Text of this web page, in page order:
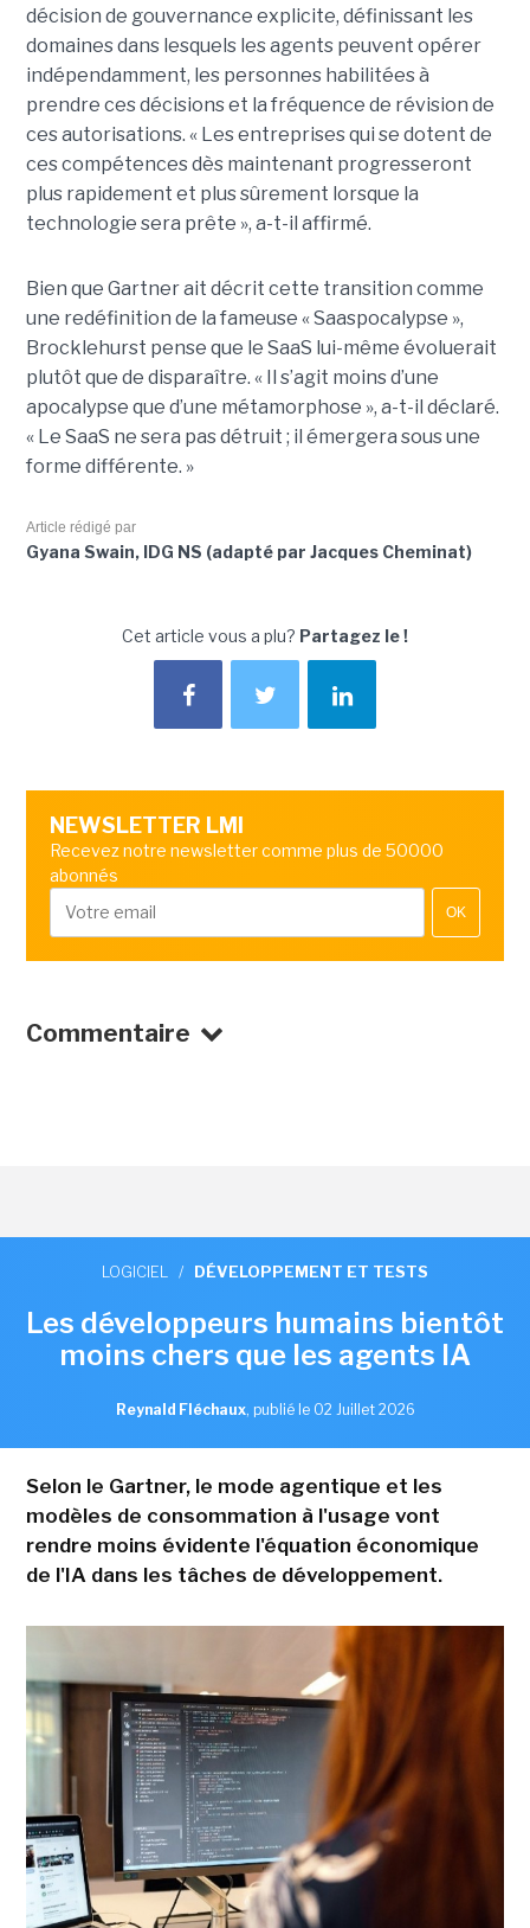
décision de gouvernance explicite, définissant les
domaines dans lesquels les agents peuvent opérer
indépendamment, les personnes habilitées à
prendre ces décisions et la fréquence de révision de
ces autorisations. « Les entreprises qui se dotent de
ces compétences dès maintenant progresseront
plus rapidement et plus sûrement lorsque la
technologie sera prête », a-t-il affirmé.
Bien que Gartner ait décrit cette transition comme
une redéfinition de la fameuse « Saaspocalypse »,
Brocklehurst pense que le SaaS lui-même évoluerait
plutôt que de disparaître. « Il s’agit moins d’une
apocalypse que d’une métamorphose », a-t-il déclaré.
« Le SaaS ne sera pas détruit ; il émergera sous une
forme différente. »
Article rédigé par
Gyana Swain, IDG NS (adapté par Jacques Cheminat)
Cet article vous a plu? Partagez le !
NEWSLETTER LMI
Recevez notre newsletter comme plus de 50000
abonnés
OK
Commentaire
LOGICIEL / DÉVELOPPEMENT ET TESTS
Les développeurs humains bientôt
moins chers que les agents IA
Reynald Fléchaux, publié le 02 Juillet 2026
Selon le Gartner, le mode agentique et les
modèles de consommation à l'usage vont
rendre moins évidente l'équation économique
de l'IA dans les tâches de développement.